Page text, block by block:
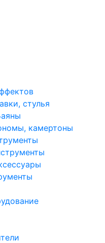
стулья
камертоны